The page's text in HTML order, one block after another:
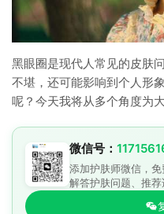
黑眼圈是现代人常见的皮肤
不堪，还可能影响到个人形
呢？今天我将从多个角度为
微信号：
添加护肤师微信，免
解答护肤问题、推